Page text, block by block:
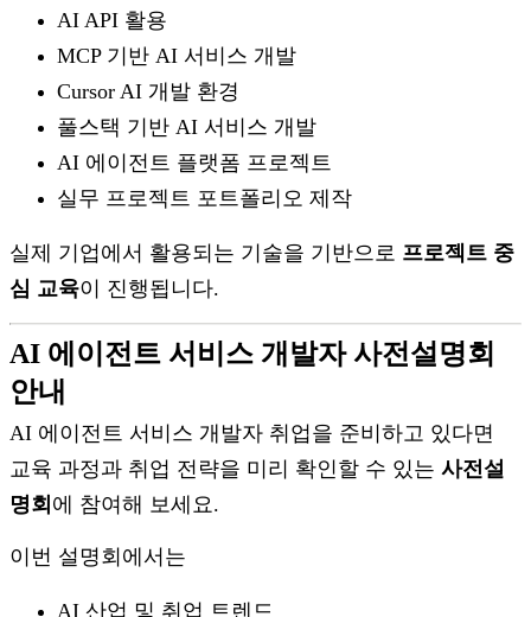
AI API 활용
MCP 기반 AI 서비스 개발
Cursor AI 개발 환경
풀스택 기반 AI 서비스 개발
AI 에이전트 플랫폼 프로젝트
실무 프로젝트 포트폴리오 제작
실제 기업에서 활용되는 기술을 기반으로 프로젝트 중
심 교육이 진행됩니다.
AI 에이전트 서비스 개발자 사전설명회
안내
AI 에이전트 서비스 개발자 취업을 준비하고 있다면
교육 과정과 취업 전략을 미리 확인할 수 있는 사전설
명회 에 참여해 보세요.
이번 설명회에서는
AI 산업 및 취업 트렌드